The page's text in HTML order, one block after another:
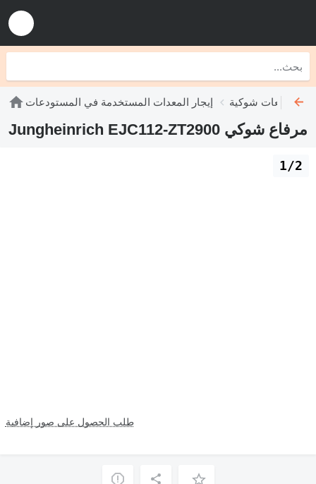
إيجار المعدات المستخدمة في المستودعات إيجار رافعات شوكية
مرفاع شوكي Jungheinrich EJC112-ZT2900
طلب الحصول على صور إضافية
1/2